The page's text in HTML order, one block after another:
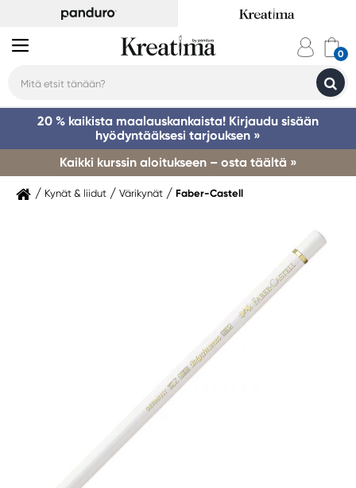
20 % kaikista maalauskankaista! Kirjaudu sisään
hyödyntääksesi tarjouksen »
Kaikki kurssin aloitukseen – osta täältä »
Kynät & liidut Värikynät Faber-Castell